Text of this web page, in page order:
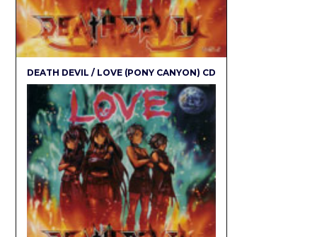
DEATH DEVIL / LOVE (PONY CANYON) CD